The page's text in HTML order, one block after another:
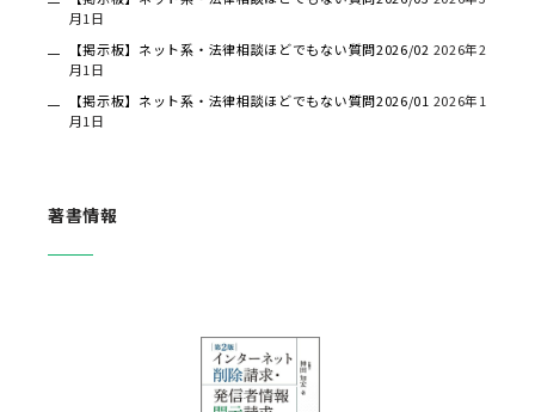
月1日
【掲示板】ネット系・法律相談ほどでもない質問2026/02 2026年2
月1日
【掲示板】ネット系・法律相談ほどでもない質問2026/01 2026年1
月1日
著書情報